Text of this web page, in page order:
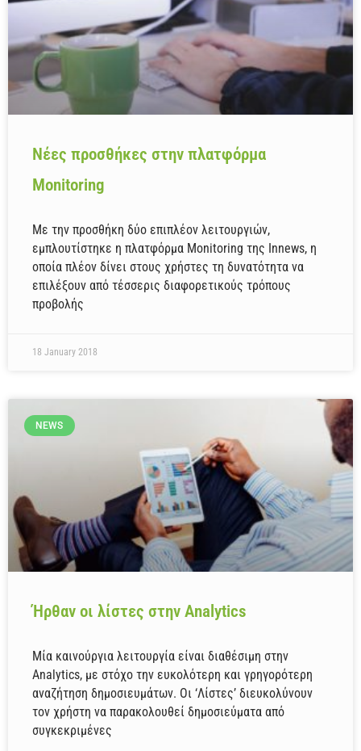
Νέες προσθήκες στην πλατφόρμα
Monitoring
Με την προσθήκη δύο επιπλέον λειτουργιών,
εμπλουτίστηκε η πλατφόρμα Monitoring της Innews, η
οποία πλέον δίνει στους χρήστες τη δυνατότητα να
επιλέξουν από τέσσερις διαφορετικούς τρόπους
προβολής
18 January 2018
NEWS
Ήρθαν οι λίστες στην Analytics
Μία καινούργια λειτουργία είναι διαθέσιμη στην
Analytics, με στόχο την ευκολότερη και γρηγορότερη
αναζήτηση δημοσιευμάτων. Οι ‘Λίστες’ διευκολύνουν
τον χρήστη να παρακολουθεί δημοσιεύματα από
συγκεκριμένες